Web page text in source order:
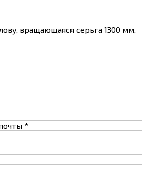
вращающаяся серьга 1300 мм,
*